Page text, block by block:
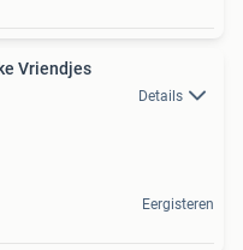
Vriendjes
Details
Eergisteren